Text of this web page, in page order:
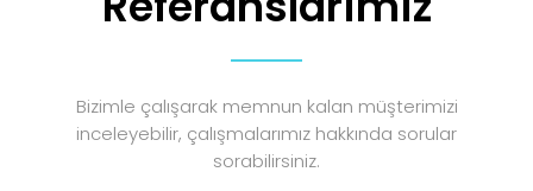
Bizimle çalışarak memnun kalan müşterimizi
inceleyebilir, çalışmalarımız hakkında sorular
sorabilirsiniz.